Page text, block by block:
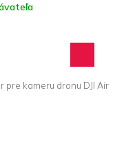
pre kameru dronu DJI Air